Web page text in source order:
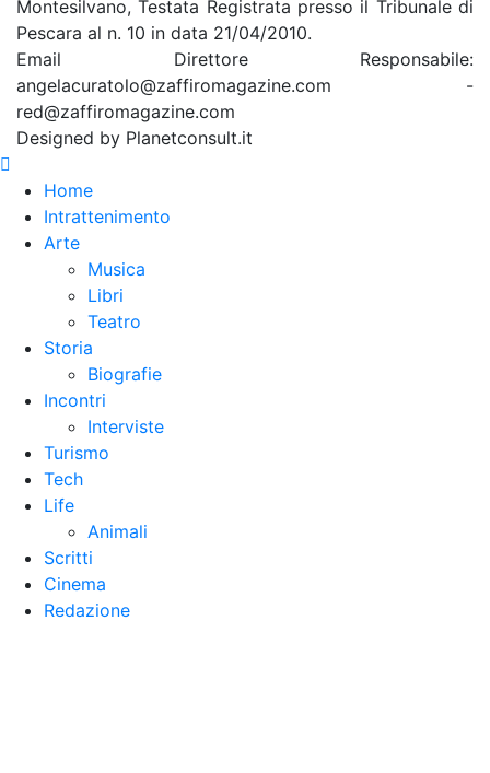
Montesilvano, Testata Registrata presso il Tribunale di
Pescara al n. 10 in data 21/04/2010.
Email Direttore Responsabile:
angelacuratolo@zaffiromagazine.com -
red@zaffiromagazine.com
Designed by Planetconsult.it
Home
Intrattenimento
Arte
Musica
Libri
Teatro
Storia
Biografie
Incontri
Interviste
Turismo
Tech
Life
Animali
Scritti
Cinema
Redazione